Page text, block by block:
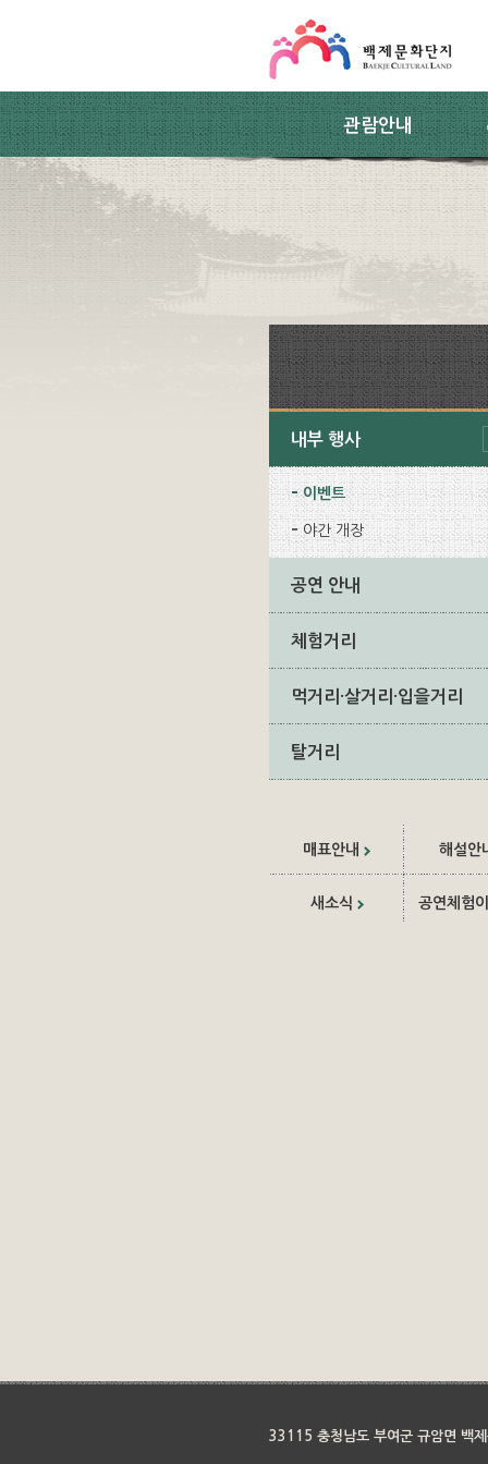
관람안내
내부 행사
이벤트
야간 개장
공연 안내
체험거리
먹거리·살거리·입을거리
탈거리
매표안내 해설안
새소식 공연체험
33115 충청남도 부여군 규암면 백